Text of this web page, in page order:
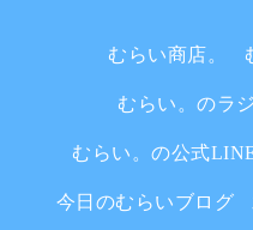
むらい商店。
むらい。のラ
むらい。の公式
今日のむらいブログ